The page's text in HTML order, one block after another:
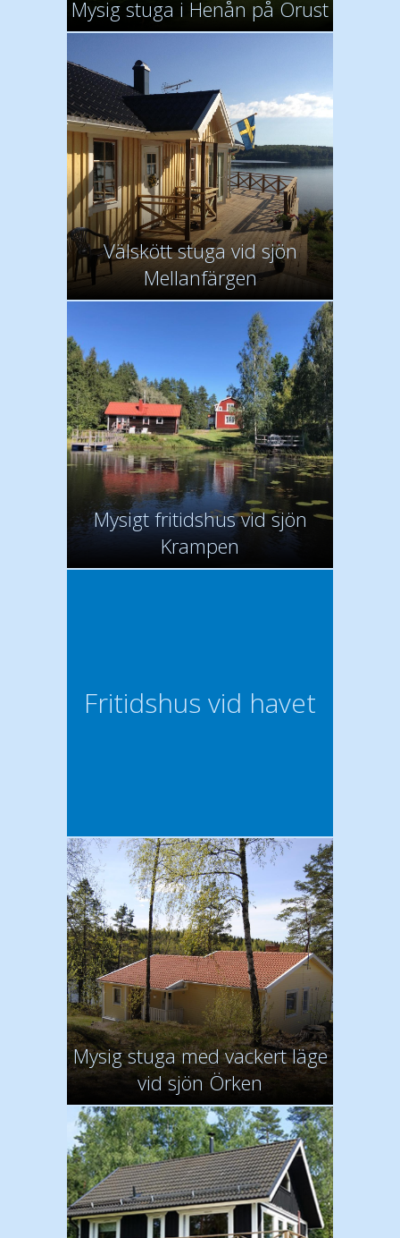
Mysig stuga i Henån på Orust
Välskött stuga vid sjön
Mellanfärgen
Mysigt fritidshus vid sjön
Krampen
Fritidshus vid havet
Mysig stuga med vackert läge
vid sjön Örken